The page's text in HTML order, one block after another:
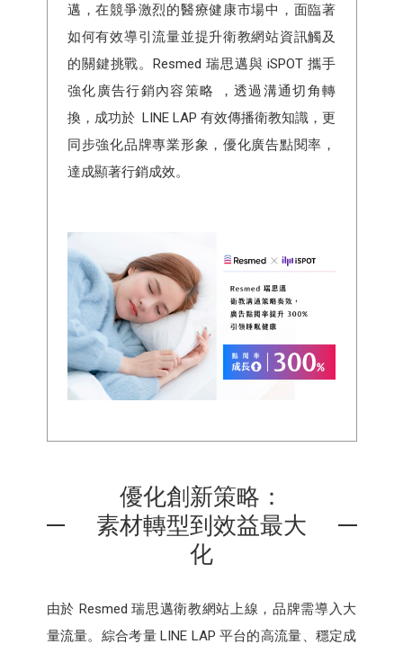
邁，在競爭激烈的醫療健康市場中，面臨著
如何有效導引流量並提升衛教網站資訊觸及
的關鍵挑戰。Resmed 瑞思邁與 iSPOT 攜手
強化廣告行銷內容策略 ，透過溝通切角轉
換，成功於 LINE LAP 有效傳播衛教知識，更
同步強化品牌專業形象，優化廣告點閱率，
達成顯著行銷成效。
優化創新策略：
素材轉型到效益最大
化
由於 Resmed 瑞思邁衛教網站上線，品牌需導入大
量流量。綜合考量 LINE LAP 平台的高流量、穩定成